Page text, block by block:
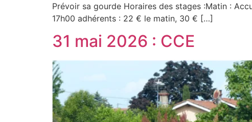
Prévoir sa gourde Horaires des stages :Matin :
17h00 adhérents : 22 € le matin, 30 € […]
31 mai 2026 : CCE